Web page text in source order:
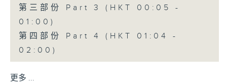
第三部份 Part 3 (HKT 00:05 -
01:00)
第四部份 Part 4 (HKT 01:04 -
02:00)
更多 ...